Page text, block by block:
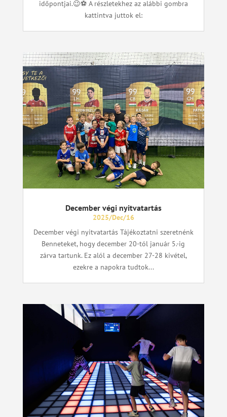
időpontjai.😉⚽ A részletekhez az alábbi gombra
kattintva juttok el:
December végi nyitvatartás
2025/Dec/16
December végi nyitvatartás Tájékoztatni szeretnénk
Benneteket, hogy december 20-tól január 5.-ig
zárva tartunk. Ez alól a december 27-28 kivétel,
ezekre a napokra tudtok...